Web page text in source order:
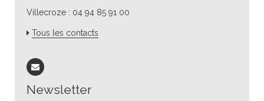
Villecroze : 04 94 85 91 00
Tous les contacts
Newsletter